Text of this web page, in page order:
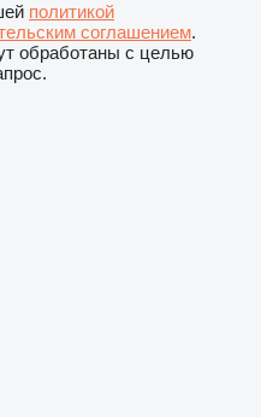
политикой
соглашением.
обработаны с целью